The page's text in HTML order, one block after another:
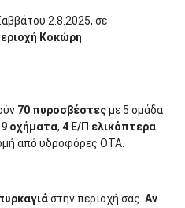
2.8.2025, σε
Κοκώρη
70 πυροσβέστεςμε 5 ομάδα
οχήματα, 4 Ε/Π ελικόπτερα
από υδροφόρες ΟΤΑ.
στην περιοχή σας. Αν